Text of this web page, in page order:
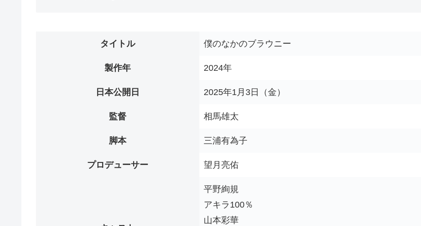
タイトル 僕のなかのブラウニー
製作年 2024年
日本公開日 2025年1月3日（金）
監督 相馬雄太
脚本 三浦有為子
プロデューサー 望月亮佑
平野絢規
アキラ100％
山本彩華